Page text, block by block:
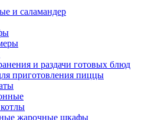
и саламандер
и раздачи готовых блюд
приготовления пиццы
жарочные шкафы